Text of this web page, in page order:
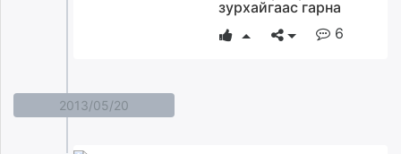
зурхайгаас гарна
6
2013/05/20